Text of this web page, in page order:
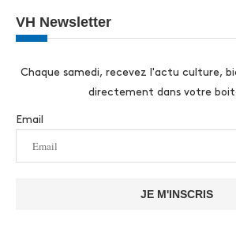
VH Newsletter
Chaque samedi, recevez l'actu culture,
directement dans votre
Email
JE M'INSCRIS